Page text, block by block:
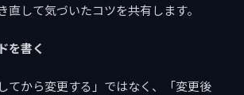
直して気づいたコツを共有します。
を書く
てから変更する」ではなく、「変更後